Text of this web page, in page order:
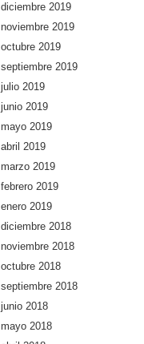
diciembre 2019
noviembre 2019
octubre 2019
septiembre 2019
julio 2019
junio 2019
mayo 2019
abril 2019
marzo 2019
febrero 2019
enero 2019
diciembre 2018
noviembre 2018
octubre 2018
septiembre 2018
junio 2018
mayo 2018